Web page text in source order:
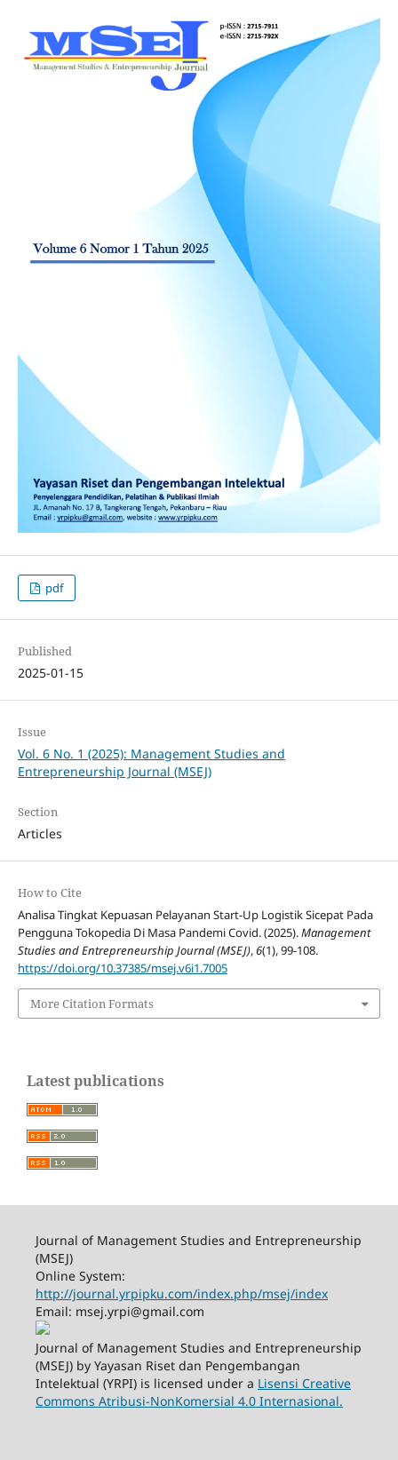
pdf
Published
2025-01-15
Issue
Vol. 6 No. 1 (2025): Management Studies and
Entrepreneurship Journal (MSEJ)
Section
Articles
How to Cite
Analisa Tingkat Kepuasan Pelayanan Start-Up Logistik Sicepat Pada
Pengguna Tokopedia Di Masa Pandemi Covid. (2025).Management
Studies and Entrepreneurship Journal (MSEJ),6(1), 99-108.
https://doi.org/10.37385/msej.v6i1.7005
More Citation Formats
Latest publications
Journal of Management Studies and Entrepreneurship
(MSEJ)
Online System:
http://journal.yrpipku.com/index.php/msej/index
Email: msej.yrpi@gmail.com
Journal of Management Studies and Entrepreneurship
(MSEJ) by Yayasan Riset dan Pengembangan
Intelektual (YRPI) is licensed under a Lisensi Creative
Commons Atribusi-NonKomersial 4.0 Internasional.